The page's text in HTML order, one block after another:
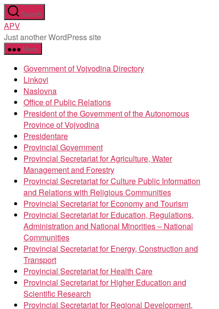
Skip
to
the
content
Search
APV
Just another WordPress site
Menu
Government of Vojvodina Directory
Linkovi
Naslovna
Office of Public Relations
President of the Government of the Autonomous
Province of Vojvodina
Presidentare
Provincial Government
Provincial Secretariat for Agriculture, Water
Management and Forestry
Provincial Secretariat for Culture Public Information
and Relations with Religious Communities
Provincial Secretariat for Economy and Tourism
Provincial Secretariat for Education, Regulations,
Administration and National Minorities – National
Communities
Provincial Secretariat for Energy, Construction and
Transport
Provincial Secretariat for Health Care
Provincial Secretariat for Higher Education and
Scientific Research
Provincial Secretariat for Regional Development,